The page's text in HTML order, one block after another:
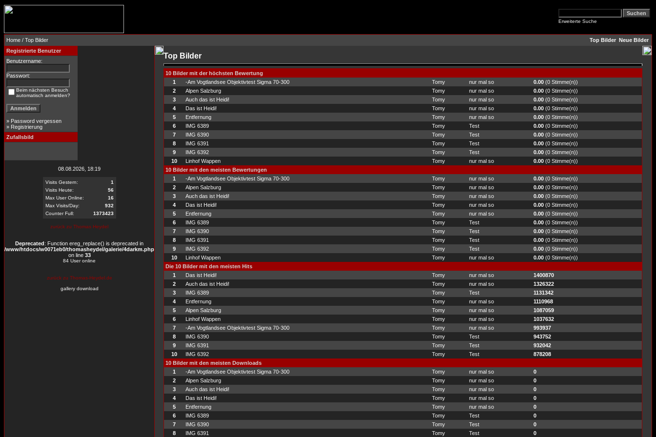
Erweiterte Suche
Home / Top Bilder Top Bilder Neue Bilder
Registrierte Benutzer
Benutzername:
Passwort:
Beim nächsten Besuch
automatisch anmelden?
» Password vergessen
» Registrierung
Zufallsbild
08.08.2026, 18:19
Visits Gestern:
1
Visits Heute:
56
Max User Online:
16
Max Visits/Day:
932
Counter Full:
1373423
zurück zu Thomas Heydel
Deprecated: Function ereg_replace() is deprecated in
/www/htdocs/w0071eb0/thomasheydel/galerie/4darkm.php
on line 33
84 User online
zurück zu Thomas-Heydel.de
gallery download
Top Bilder
10 Bilder mit der höchsten Bewertung
1
-Am Vogtlandsee Objektivtest Sigma 70-300 Tomy nur mal so 0.00 (0 Stimme(n))
2
Alpen Salzburg Tomy nur mal so 0.00 (0 Stimme(n))
3
Auch das ist Heidi! Tomy nur mal so 0.00 (0 Stimme(n))
4
Das ist Heidi! Tomy nur mal so 0.00 (0 Stimme(n))
5
Entfernung Tomy nur mal so 0.00 (0 Stimme(n))
6
IMG 6389 Tomy Test 0.00 (0 Stimme(n))
7
IMG 6390 Tomy Test 0.00 (0 Stimme(n))
8
IMG 6391 Tomy Test 0.00 (0 Stimme(n))
9
IMG 6392 Tomy Test 0.00 (0 Stimme(n))
10
Linhof Wappen Tomy nur mal so 0.00 (0 Stimme(n))
10 Bilder mit den meisten Bewertungen
1
-Am Vogtlandsee Objektivtest Sigma 70-300 Tomy nur mal so 0.00 (0 Stimme(n))
2
Alpen Salzburg Tomy nur mal so 0.00 (0 Stimme(n))
3
Auch das ist Heidi! Tomy nur mal so 0.00 (0 Stimme(n))
4
Das ist Heidi! Tomy nur mal so 0.00 (0 Stimme(n))
5
Entfernung Tomy nur mal so 0.00 (0 Stimme(n))
6
IMG 6389 Tomy Test 0.00 (0 Stimme(n))
7
IMG 6390 Tomy Test 0.00 (0 Stimme(n))
8
IMG 6391 Tomy Test 0.00 (0 Stimme(n))
9
IMG 6392 Tomy Test 0.00 (0 Stimme(n))
10
Linhof Wappen Tomy nur mal so 0.00 (0 Stimme(n))
Die 10 Bilder mit den meisten Hits
1
Das ist Heidi! Tomy nur mal so
1400870
2
Auch das ist Heidi! Tomy nur mal so
1326322
3
IMG 6389 Tomy Test
1131342
4
Entfernung Tomy nur mal so
1110968
5
Alpen Salzburg Tomy nur mal so
1087059
6
Linhof Wappen Tomy nur mal so
1037632
7
-Am Vogtlandsee Objektivtest Sigma 70-300 Tomy nur mal so
993937
8
IMG 6390 Tomy Test
943752
9
IMG 6391 Tomy Test
932042
10
IMG 6392 Tomy Test
878208
10 Bilder mit den meisten Downloads
1
-Am Vogtlandsee Objektivtest Sigma 70-300 Tomy nur mal so
0
2
Alpen Salzburg Tomy nur mal so
0
3
Auch das ist Heidi! Tomy nur mal so
0
4
Das ist Heidi! Tomy nur mal so
0
5
Entfernung Tomy nur mal so
0
6
IMG 6389 Tomy Test
0
7
IMG 6390 Tomy Test
0
8
IMG 6391 Tomy Test 0